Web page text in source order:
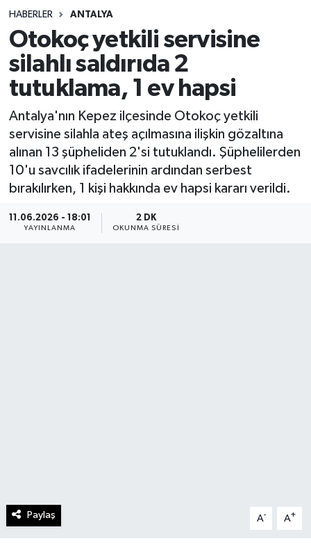
HABERLER ANTALYA
Otokoç yetkili servisine
silahlı saldırıda 2
tutuklama, 1 ev hapsi
Antalya'nın Kepez ilçesinde Otokoç yetkili
servisine silahla ateş açılmasına ilişkin gözaltına
alınan 13 şüpheliden 2'si tutuklandı. Şüphelilerden
10'u savcılık ifadelerinin ardından serbest
bırakılırken, 1 kişi hakkında ev hapsi kararı verildi.
11.06.2026 - 18:01
YAYINLANMA
2 DK
OKUNMA SÜRESI
Paylaş A- A+
Spor
Teknoloji
Yaşam